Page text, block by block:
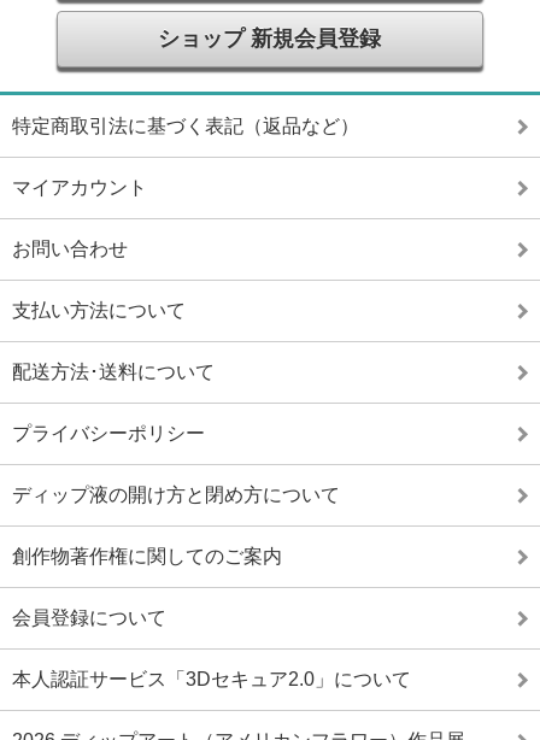
ショップ 新規会員登録
特定商取引法に基づく表記（返品など）
マイアカウント
お問い合わせ
支払い方法について
配送方法･送料について
プライバシーポリシー
ディップ液の開け方と閉め方について
創作物著作権に関してのご案内
会員登録について
本人認証サービス「3Dセキュア2.0」について